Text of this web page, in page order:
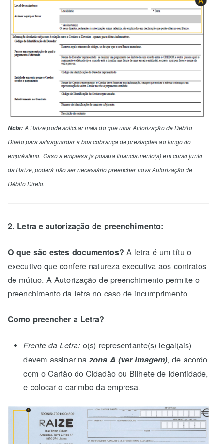
Nota: A Raize pode solicitar mais do que uma Autorização de Débito
Direto para salvaguardar a boa cobrança de prestações ao longo do
empréstimo. Caso a empresa já possua financiamento(s) em curso junto
da Raize, poderá não ser necessário preencher nova Autorização de
Débito Direto.
2. Letra e autorização de preenchimento:
O que são estes documentos? A letra é um título
executivo que confere natureza executiva aos contratos
de mútuo. A Autorização de preenchimento permite o
preenchimento da letra no caso de incumprimento.
Como preencher a Letra?
Frente da Letra: o(s) representante(s) legal(ais)
devem assinar nazona A (ver imagem), de acordo
com o Cartão do Cidadão ou Bilhete de Identidade,
e colocar o carimbo da empresa.